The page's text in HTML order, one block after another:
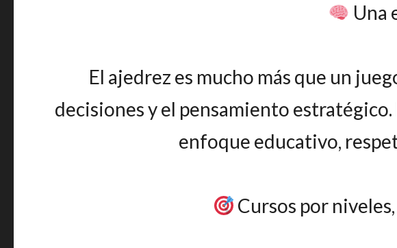
Una
El ajedrez es mucho más que un
decisiones y el pensamiento
enfoque educativo,
Cursos por